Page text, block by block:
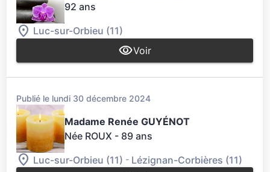
92 ans
Luc-sur-Orbieu (11)
Voir
Publié le lundi 30 décembre 2024
Madame Renée GUYÉNOT
Née ROUX - 89 ans
Luc-sur-Orbieu (11) - Lézignan-Corbières (11)